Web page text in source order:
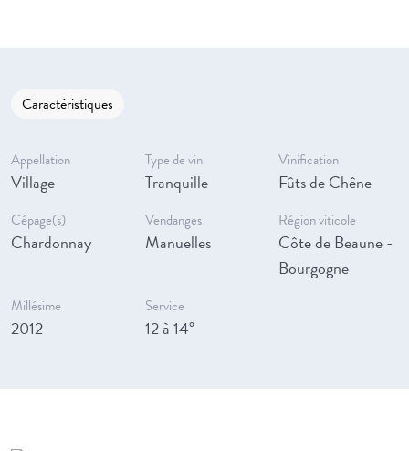
Caractéristiques
Appellation
Village
Type de vin
Tranquille
Vinification
Fûts de Chêne
Cépage(s)
Chardonnay
Vendanges
Manuelles
Région viticole
Côte de Beaune -
Bourgogne
Millésime
2012
Service
12 à 14°